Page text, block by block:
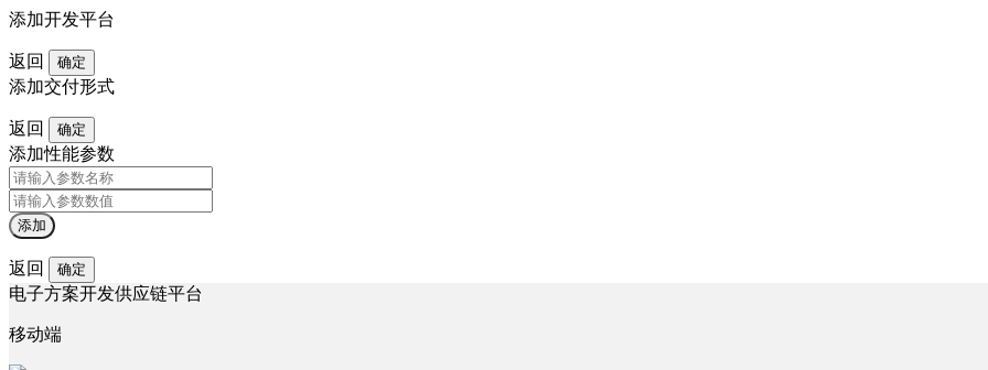
添加开发平台
返回 确定
添加交付形式
返回 确定
添加性能参数
添加
返回 确定
电子方案开发供应链平台
移动端